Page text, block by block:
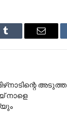
Tumblr Email
അടുത്ത
നാളെ